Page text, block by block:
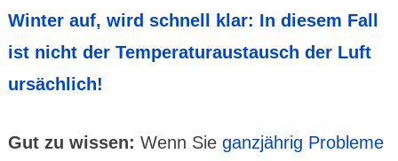
Winter auf, wird schnell klar: In diesem Fall
ist nicht der Tempe­ratur­aus­tausch der Luft
ursächlich!
Gut zu wissen: Wenn Sie ganz­jährig Probleme